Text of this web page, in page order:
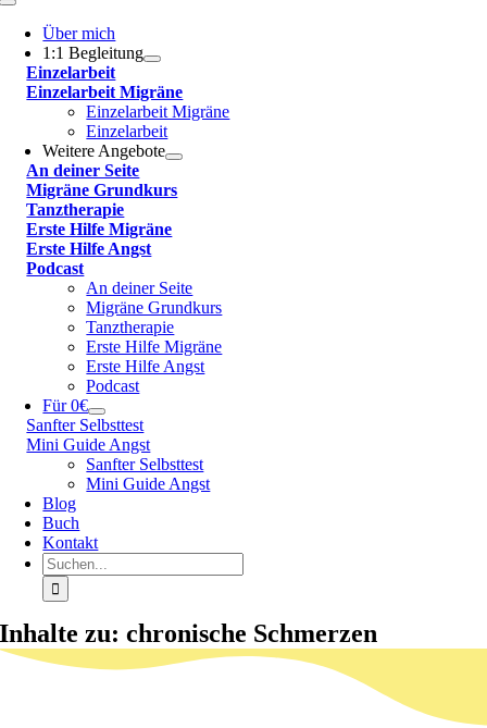
Toggle
NavigationÜber mich
1:1 Begleitung
Einzelarbeit
Einzelarbeit Migräne
Einzelarbeit Migräne
Einzelarbeit
Weitere Angebote
An deiner Seite
Migräne Grundkurs
Tanztherapie
Erste Hilfe Migräne
Erste Hilfe Angst
Podcast
An deiner Seite
Migräne Grundkurs
Tanztherapie
Erste Hilfe Migräne
Erste Hilfe Angst
Podcast
Für 0€
Sanfter Selbsttest
Mini Guide Angst
Sanfter Selbsttest
Mini Guide Angst
Blog
Buch
Kontakt
Suche
nach:
Inhalte zu: chronische Schmerzen